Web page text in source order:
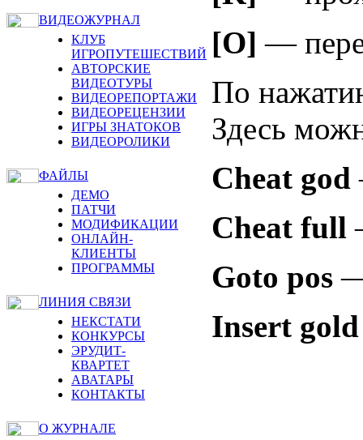
ВИДЕОЖУРНАЛ
КЛУБ
ИГРОПУТЕШЕСТВИЙ
АВТОРСКИЕ
ВИДЕОТУРЫ
ВИДЕОРЕПОРТАЖИ
ВИДЕОРЕЦЕНЗИИ
ИГРЫ ЗНАТОКОВ
ВИДЕОРОЛИКИ
ФАЙЛЫ
ДЕМО
ПАТЧИ
МОДИФИКАЦИИ
ОНЛАЙН-
КЛИЕНТЫ
ПРОГРАММЫ
ЛИНИЯ СВЯЗИ
НЕКСТАТИ
КОНКУРСЫ
ЭРУДИТ-
КВАРТЕТ
АВАТАРЫ
КОНТАКТЫ
О ЖУРНАЛЕ
[O] —
По
Здесь
Cheat god
Cheat full
Goto pos
Insert gold